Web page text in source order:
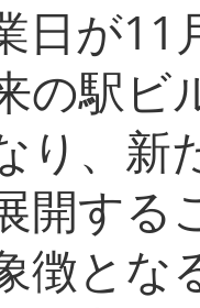
日が11
の駅ビ
り、新
開する
徴とな